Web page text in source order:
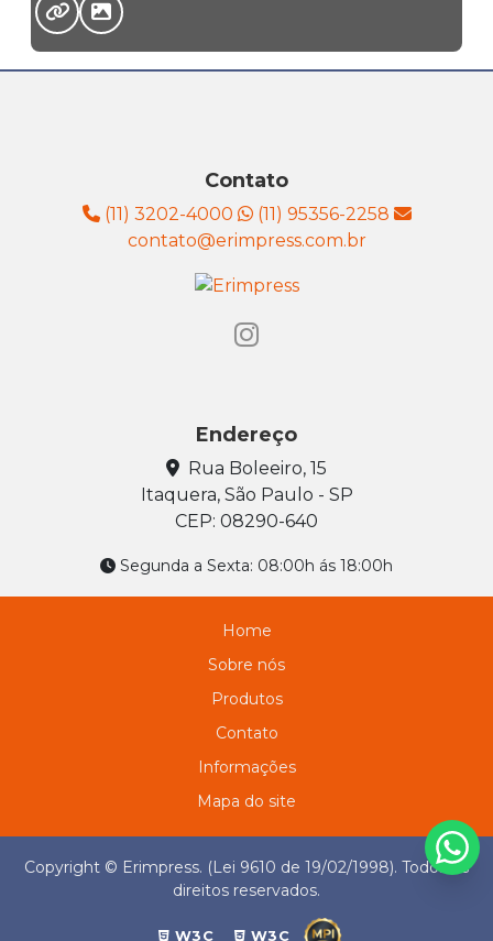
Contato
(11) 3202-4000
(11) 95356-2258
contato@erimpress.com.br
Endereço
Rua Boleeiro, 15
Itaquera, São Paulo - SP
CEP: 08290-640
Segunda a Sexta: 08:00h ás 18:00h
Home
Sobre nós
Produtos
Contato
Informações
Mapa do site
Copyright © Erimpress. (Lei 9610 de 19/02/1998). Todos os
direitos reservados.
W3C W3C